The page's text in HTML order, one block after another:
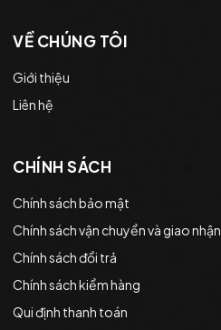
VỀ CHÚNG TÔI
Giới thiệu
Liên hệ
CHÍNH SÁCH
Chính sách bảo mật
Chính sách vận chuyển và giao nhận
Chính sách đổi trả
Chính sách kiểm hàng
Qui định thanh toán